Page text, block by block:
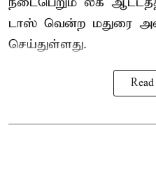
டாஸ் வென்ற மதுரை
செய்துள்ளது.